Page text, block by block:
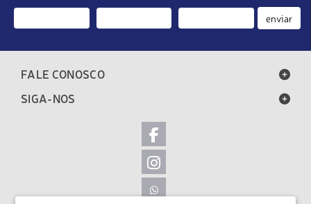
enviar
FALE CONOSCO
SIGA-NOS